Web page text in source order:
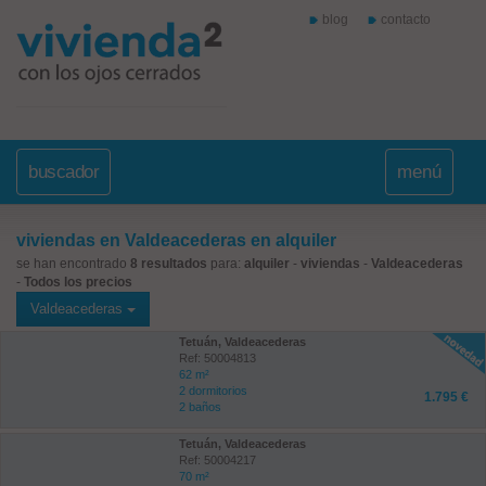
blog contacto
buscador menú
viviendas en Valdeacederas en alquiler
se han encontrado 8 resultados para: alquiler - viviendas - Valdeacederas
- Todos los precios
Valdeacederas
Tetuán, Valdeacederas
Ref: 50004813
62 m²
2 dormitorios
2 baños
1.795 €
Tetuán, Valdeacederas
Ref: 50004217
70 m²